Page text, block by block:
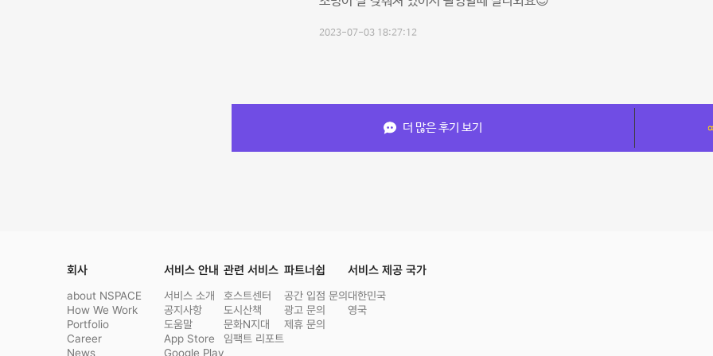
2023-07-03 18:27:12
더 많은 후기 보기
회사
about NSPACE
How We Work
Portfolio
Career
News
서비스 안내
서비스 소개
공지사항
도움말
App Store
Google Play
관련 서비스
호스트센터
도시산책
문화N지대
임팩트 리포트
파트너쉽
공간 입점 문의
광고 문의
제휴 문의
서비스 제공 국가
대한민국
영국